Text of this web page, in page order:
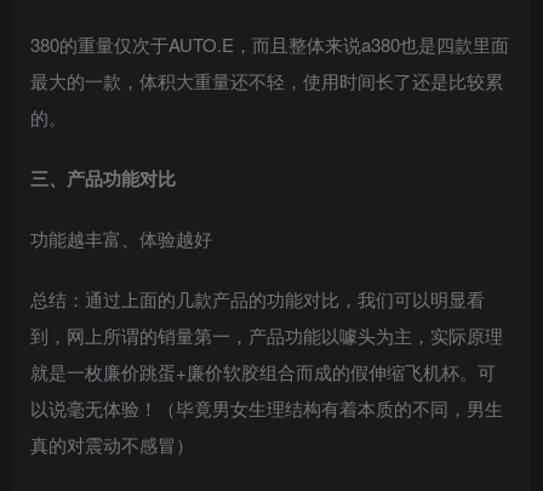
380的重量仅次于AUTO.E，而且整体来说a380也是四款里面
最大的一款，体积大重量还不轻，使用时间长了还是比较累
的。
三、产品功能对比
功能越丰富、体验越好
总结：通过上面的几款产品的功能对比，我们可以明显看
到，网上所谓的销量第一，产品功能以噱头为主，实际原理
就是一枚廉价跳蛋+廉价软胶组合而成的假伸缩飞机杯。可
以说毫无体验！（毕竟男女生理结构有着本质的不同，男生
真的对震动不感冒）